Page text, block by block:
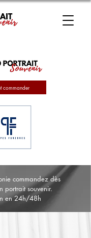
commander
commandez dès
portrait souvenir.
en 24h/48h